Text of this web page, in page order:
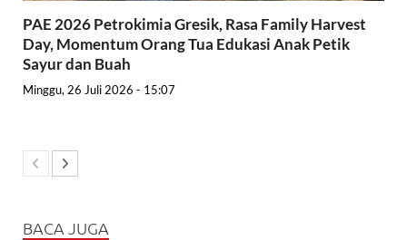
PAE 2026 Petrokimia Gresik, Rasa Family Harvest
Day, Momentum Orang Tua Edukasi Anak Petik
Sayur dan Buah
Minggu, 26 Juli 2026 - 15:07
BACA JUGA